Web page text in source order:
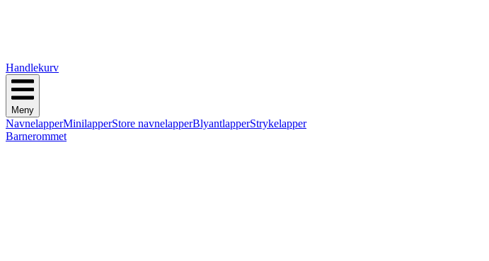
Handlekurv
Meny
NavnelapperMinilapperStore navnelapperBlyantlapperStrykelapper
Barnerommet